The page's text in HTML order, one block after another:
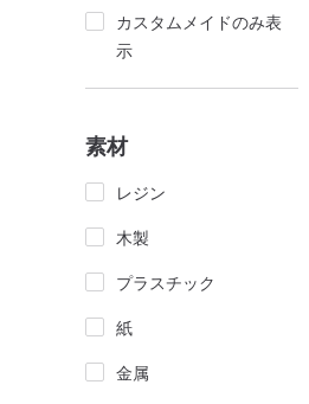
カスタムメイドのみ表
示
素材
レジン
木製
プラスチック
紙
金属